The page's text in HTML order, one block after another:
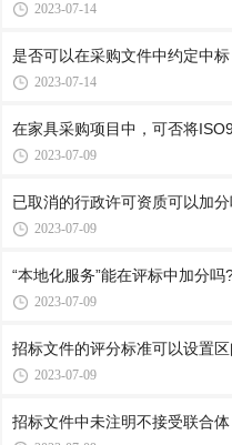
2023-07-14
是否可以在采购文件中约定中
2023-07-14
在家具采购项目中，可否将
2023-07-09
已取消的行政许可资质可以加
2023-07-09
“本地化服务”能在评标中加分吗
2023-07-09
招标文件的评分标准可以设置区
2023-07-09
招标文件中未注明不接受联合